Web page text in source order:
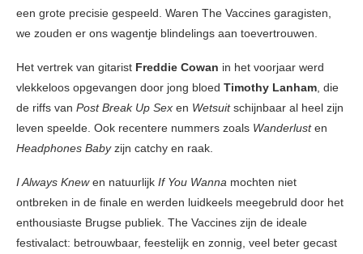
een grote precisie gespeeld. Waren The Vaccines garagisten,
we zouden er ons wagentje blindelings aan toevertrouwen.
Het vertrek van gitarist Freddie Cowan in het voorjaar werd
vlekkeloos opgevangen door jong bloed Timothy Lanham , die
de riffs van Post Break Up Sex en Wetsuitschijnbaar al heel zijn
leven speelde. Ook recentere nummers zoals Wanderlusten
Headphones Babyzijn catchy en raak.
I Always Knewen natuurlijk If You Wanna mochten niet
ontbreken in de finale en werden luidkeels meegebruld door het
enthousiaste Brugse publiek. The Vaccines zijn de ideale
festivalact: betrouwbaar, feestelijk en zonnig, veel beter gecast